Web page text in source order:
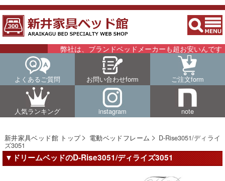
弊社は、ブランドベッドメーカーも超お安いんです！
よくあるご質問 お問い合わせform ご注文form
人気ランキング instagram note
新井家具ベッド館 トップ 電動ベッドフレーム D-Rise3051/ディライ
ズ3051
▼ドリームベッドのD-Rise3051/ディライズ3051